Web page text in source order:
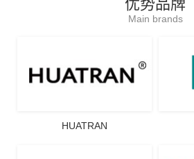
优势品牌
Main brands
HUATRAN